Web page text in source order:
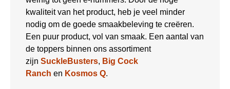
kwaliteit van het product, heb je veel minder
nodig om de goede smaakbeleving te creëren.
Een puur product, vol van smaak. Een aantal van
de toppers binnen ons assortiment
zijn SuckleBusters, Big Cock
Ranch en Kosmos Q.